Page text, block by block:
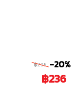
฿295 -20%
฿236